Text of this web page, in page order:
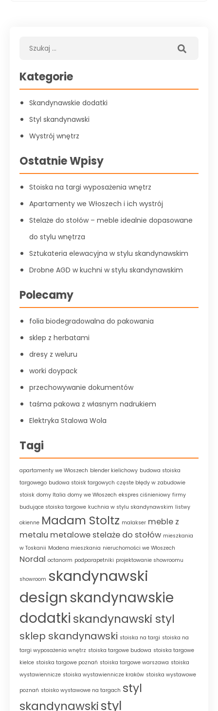
Kategorie
Skandynawskie dodatki
Styl skandynawski
Wystrój wnętrz
Ostatnie Wpisy
Stoiska na targi wyposażenia wnętrz
Apartamenty we Włoszech i ich wystrój
Stelaże do stołów – meble idealnie dopasowane
do stylu wnętrza
Sztukateria elewacyjna w stylu skandynawskim
Drobne AGD w kuchni w stylu skandynawskim
Polecamy
folia biodegradowalna do pakowania
sklep z herbatami
dresy z weluru
worki doypack
przechowywanie dokumentów
taśma pakowa z własnym nadrukiem
Elektryka Stalowa Wola
Tagi
apartamenty we Włoszech blender kielichowy budowa stoiska
targowego budowa stoisk targowych częste błędy w zabudowie
stoisk domy Italia domy we Włoszech ekspres ciśnieniowy firmy
budujące stoiska targowe kuchnia w stylu skandynawskim listwy
okienne Madam Stoltz malakser meble z
metalu metalowe stelaże do stołów mieszkania
w Toskanii Modena mieszkania nieruchomości we Włoszech
Nordal octanorm podparapetniki projektowanie showroomu
showroom skandynawski
designskandynawskie
dodatki skandynawski styl
sklep skandynawski stoiska na targi stoiska na
targi wyposażenia wnętrz stoiska targowe budowa stoiska targowe
kielce stoiska targowe poznań stoiska targowe warszawa stoiska
wystawiennicze stoiska wystawiennicze kraków stoiska wystawowe
poznań stoisko wystawowe na targach styl
skandynawskistyl